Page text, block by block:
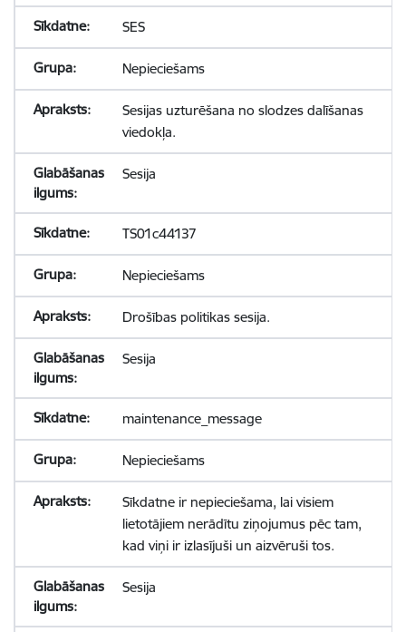
SES
Nepieciešams
Sesijas uzturēšana no slodzes dalīšanas
viedokļa.
Sesija
TS01c44137
Nepieciešams
Drošības politikas sesija.
Sesija
maintenance_message
Nepieciešams
Sīkdatne ir nepieciešama, lai visiem
lietotājiem nerādītu ziņojumus pēc tam,
kad viņi ir izlasījuši un aizvēruši tos.
Sesija